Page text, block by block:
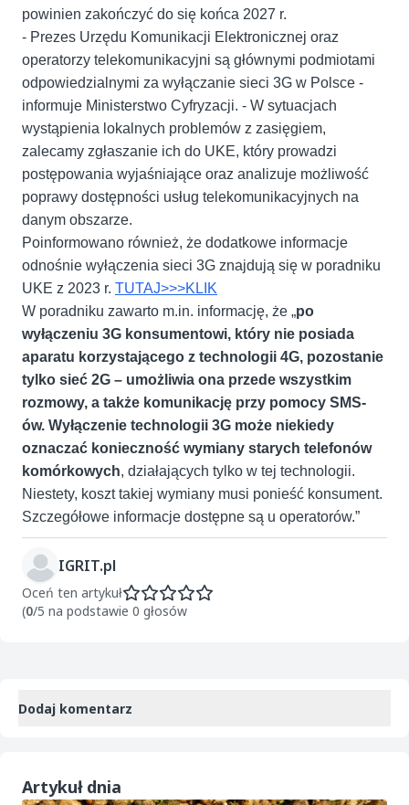
powinien zakończyć do się końca 2027 r.
- Prezes Urzędu Komunikacji Elektronicznej oraz
operatorzy telekomunikacyjni są głównymi podmiotami
odpowiedzialnymi za wyłączanie sieci 3G w Polsce -
informuje Ministerstwo Cyfryzacji. - W sytuacjach
wystąpienia lokalnych problemów z zasięgiem,
zalecamy zgłaszanie ich do UKE, który prowadzi
postępowania wyjaśniające oraz analizuje możliwość
poprawy dostępności usług telekomunikacyjnych na
danym obszarze.
Poinformowano również, że dodatkowe informacje
odnośnie wyłączenia sieci 3G znajdują się w poradniku
UKE z 2023 r. TUTAJ>>>KLIK
W poradniku zawarto m.in. informację, że „po
wyłączeniu 3G konsumentowi, który nie posiada
aparatu korzystającego z technologii 4G, pozostanie
tylko sieć 2G – umożliwia ona przede wszystkim
rozmowy, a także komunikację przy pomocy SMS-
ów. Wyłączenie technologii 3G może niekiedy
oznaczać konieczność wymiany starych telefonów
komórkowych, działających tylko w tej technologii.
Niestety, koszt takiej wymiany musi ponieść konsument.
Szczegółowe informacje dostępne są u operatorów.”
IGRIT.pl
Oceń ten artykuł
(0/5 na podstawie 0 głosów
Dodaj komentarz
Artykuł dnia